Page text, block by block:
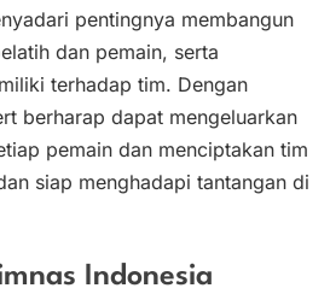
pentingnya membangun
dan pemain, serta
terhadap tim. Dengan
berharap dapat mengeluarkan
pemain dan menciptakan tim
siap menghadapi tantangan di
Indonesia